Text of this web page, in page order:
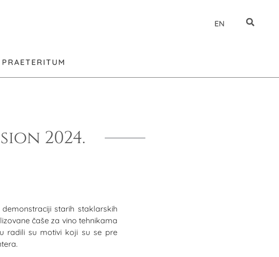
EN
PRAETERITUM
2024.
starih staklarskih
čaše za vino tehnikama
radili su motivi koji su se pre